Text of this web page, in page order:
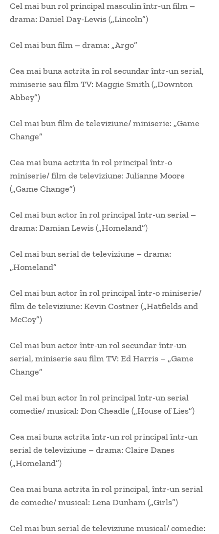
Cel mai bun rol principal masculin într-un film –
drama: Daniel Day-Lewis („Lincoln”)
Cel mai bun film – drama: „Argo”
Cea mai buna actrita în rol secundar într-un serial,
miniserie sau film TV: Maggie Smith („Downton
Abbey”)
Cel mai bun film de televiziune/ miniserie: „Game
Change”
Cea mai buna actrita în rol principal într-o
miniserie/ film de televiziune: Julianne Moore
(„Game Change”)
Cel mai bun actor în rol principal într-un serial –
drama: Damian Lewis („Homeland”)
Cel mai bun serial de televiziune – drama:
„Homeland”
Cel mai bun actor în rol principal într-o miniserie/
film de televiziune: Kevin Costner („Hatfields and
McCoy”)
Cel mai bun actor într-un rol secundar într-un
serial, miniserie sau film TV: Ed Harris – „Game
Change”
Cel mai bun actor în rol principal într-un serial
comedie/ musical: Don Cheadle („House of Lies”)
Cea mai buna actrita într-un rol principal într-un
serial de televiziune – drama: Claire Danes
(„Homeland”)
Cea mai buna actrita în rol principal, într-un serial
de comedie/ musical: Lena Dunham („Girls”)
Cel mai bun serial de televiziune musical/ comedie: